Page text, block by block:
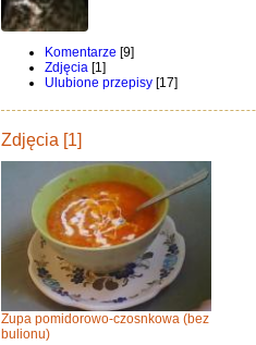
Komentarze [9]
Zdjęcia [1]
Ulubione przepisy [17]
Zdjęcia [1]
Zupa pomidorowo-czosnkowa (bez
bulionu)